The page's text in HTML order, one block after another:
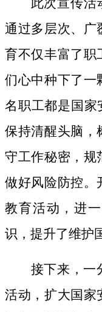
此次宣传活
通过多层次、广
育不仅丰富了职
们心中种下了一
名职工都是国家
保持清醒头脑，
守工作秘密，规
做好风险防控。
教育活动，进
识，提升了维护
接下来，一
活动，扩大国家